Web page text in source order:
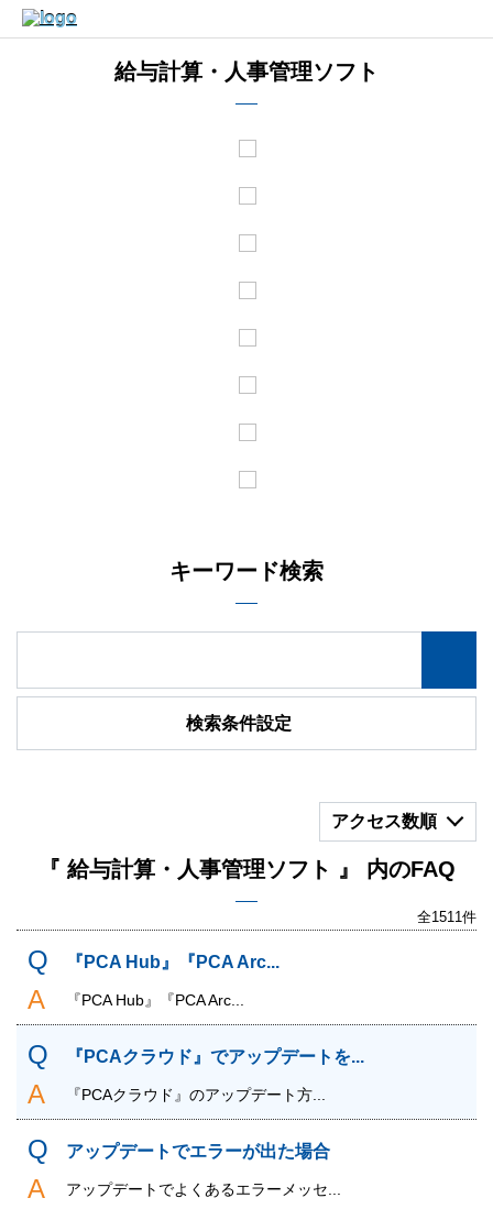
給与計算・人事管理ソフト
キーワード検索
検索条件設定
アクセス数順
『 給与計算・人事管理ソフト 』 内のFAQ
全1511件
『PCA Hub』『PCA Arc...
『PCA Hub』『PCA Arc...
『PCAクラウド』でアップデートを...
『PCAクラウド』のアップデート方...
アップデートでエラーが出た場合
アップデートでよくあるエラーメッセ...